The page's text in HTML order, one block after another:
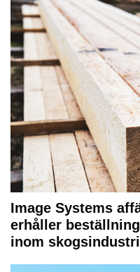
Image Systems
erhåller
inom